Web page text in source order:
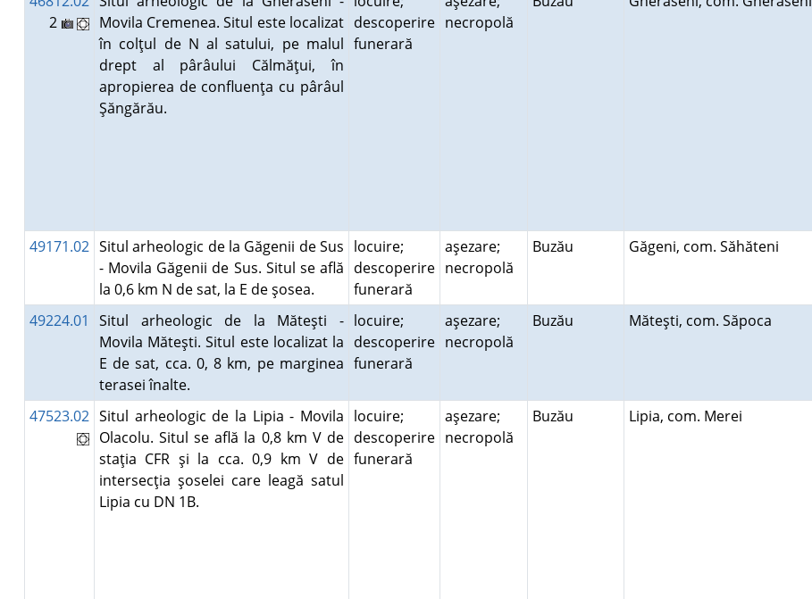
2
Movila Cremenea. Situl este localizat
în colţul de N al satului, pe malul
drept al pârâului Călmăţui, în
apropierea de confluenţa cu pârâul
Şăngărău.
descoperire
funerară
necropolă
49171.02 Situl arheologic de la Găgenii de Sus
- Movila Găgenii de Sus. Situl se află
la 0,6 km N de sat, la E de şosea.
locuire;
descoperire
funerară
aşezare;
necropolă
Buzău Găgeni, com. Săhăteni
49224.01
Situl arheologic de la Măteşti -
Movila Măteşti. Situl este localizat la
E de sat, cca. 0, 8 km, pe marginea
terasei înalte.
locuire;
descoperire
funerară
aşezare;
necropolă
Buzău Măteşti, com. Săpoca
47523.02 Situl arheologic de la Lipia - Movila
Olacolu. Situl se află la 0,8 km V de
staţia CFR şi la cca. 0,9 km V de
intersecţia şoselei care leagă satul
Lipia cu DN 1B.
locuire;
descoperire
funerară
aşezare;
necropolă
Buzău Lipia, com. Merei